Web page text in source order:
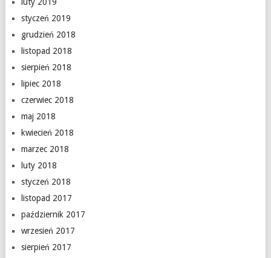
styczeń 2019
grudzień 2018
listopad 2018
sierpień 2018
lipiec 2018
czerwiec 2018
maj 2018
kwiecień 2018
marzec 2018
luty 2018
styczeń 2018
listopad 2017
październik 2017
wrzesień 2017
sierpień 2017